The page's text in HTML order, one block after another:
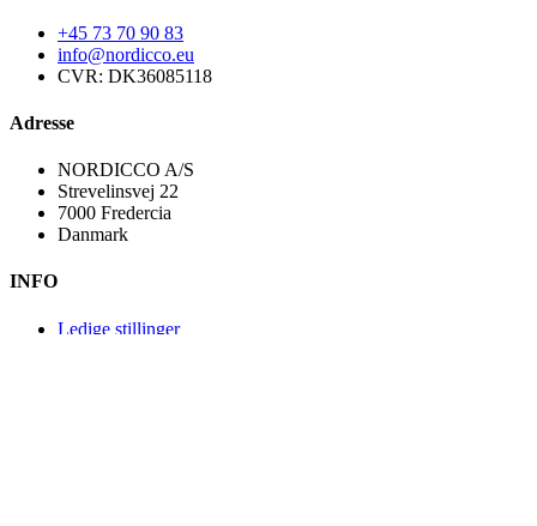
+45 73 70 90 83
info@nordicco.eu
CVR: DK36085118
Adresse
NORDICCO A/S
Strevelinsvej 22
7000 Fredercia
Danmark
INFO
Ledige stillinger